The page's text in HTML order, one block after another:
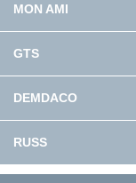
MON AMI
GTS
DEMDACO
RUSS